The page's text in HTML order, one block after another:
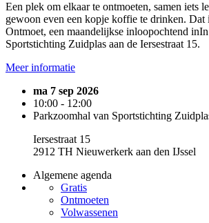
Een plek om elkaar te ontmoeten, samen iets
gewoon even een kopje koffie te drinken.
Ontmoet, een maandelijkse inloopochtend
Sportstichting Zuidplas aan de Iersestraat 15.
Meer informatie
ma 7 sep 2026
10:00 - 12:00
Parkzoomhal van Sportstichting
Iersestraat 15
2912 TH Nieuwerkerk aan den IJssel
Algemene agenda
Gratis
Ontmoeten
Volwassenen